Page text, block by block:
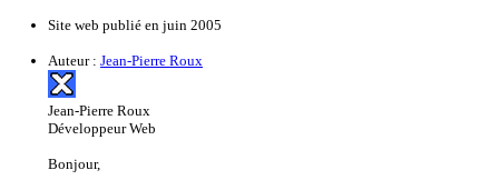
Site web publié en juin 2005
Auteur : Jean-Pierre Roux
Jean-Pierre Roux
Développeur Web
Bonjour,